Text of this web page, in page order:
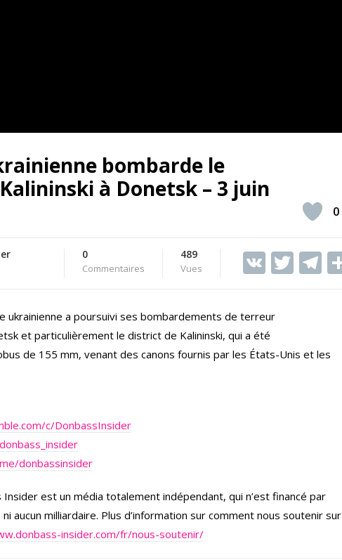
bombarde le
à Donetsk – 3 juin
0
Commentaires
489
Vues V T T
a
0
ukrainienne a poursuivi ses bombardements de terreur
et particulièrement le district de Kalininski, qui a été
de 155 mm, venant des canons fournis par les États-Unis et les
c/DonbassInsider
donbassinsider
est un média totalement indépendant, qui n’est financé par
aucun milliardaire. Plus d’information sur comment nous soutenir sur
insider.com/fr/nous-soutenir/